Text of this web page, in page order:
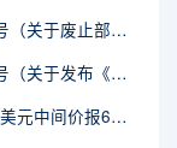
海关总署公告2026年第112号（关于废止部分卫生检疫类规范性文件的公告）
海关总署公告2026年第111号（关于发布《进出境动植物检疫处理监督管理工作规定》《进出境卫生处理监督管理工作规定》的公告）
2026年8月6日周四人民币对美元中间价报6.7895调贬6个基点